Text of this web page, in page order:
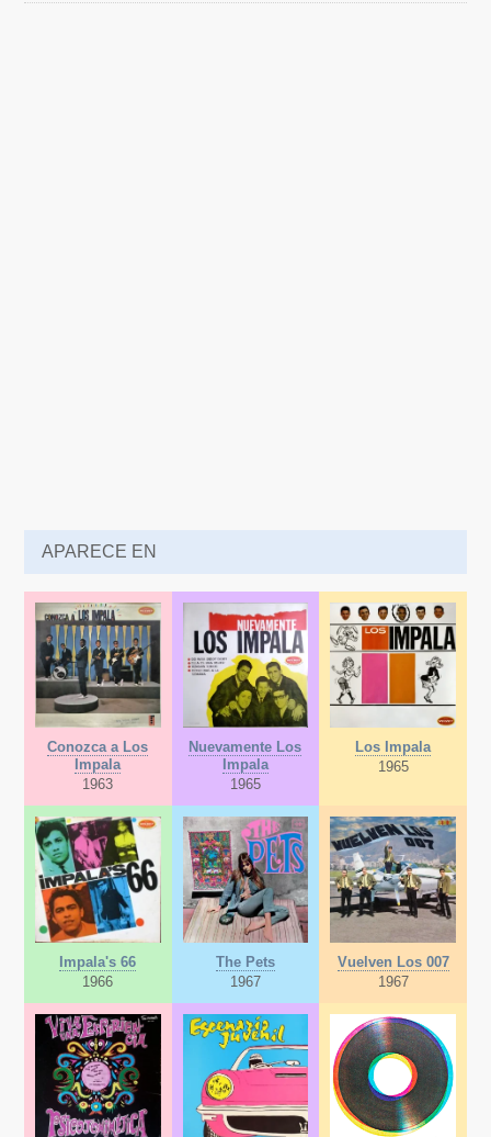
APARECE EN
Conozca a Los
Impala
1963
Nuevamente Los
Impala
1965
Los Impala
1965
Impala's 66
1966
The Pets
1967
Vuelven Los 007
1967